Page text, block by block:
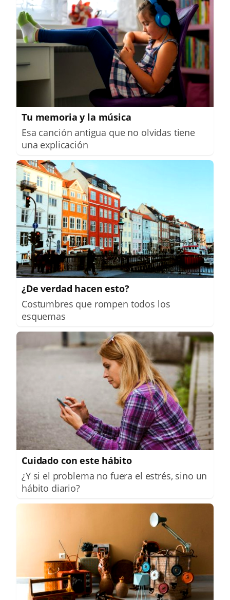
Tu memoria y la música
Esa canción antigua que no olvidas tiene
una explicación
¿De verdad hacen esto?
Costumbres que rompen todos los
esquemas
Cuidado con este hábito
¿Y si el problema no fuera el estrés, sino un
hábito diario?